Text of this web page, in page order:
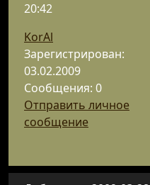
20:42
KorAl
Зарегистрирован:
03.02.2009
Сообщения: 0
Отправить личное
сообщение